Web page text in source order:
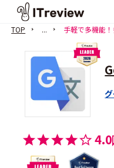
TOP ... 手軽で多機能
4.0